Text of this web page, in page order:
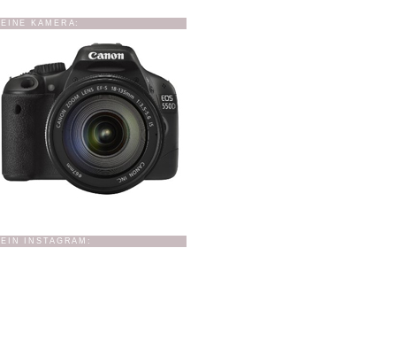
KAMERA:
INSTAGRAM: